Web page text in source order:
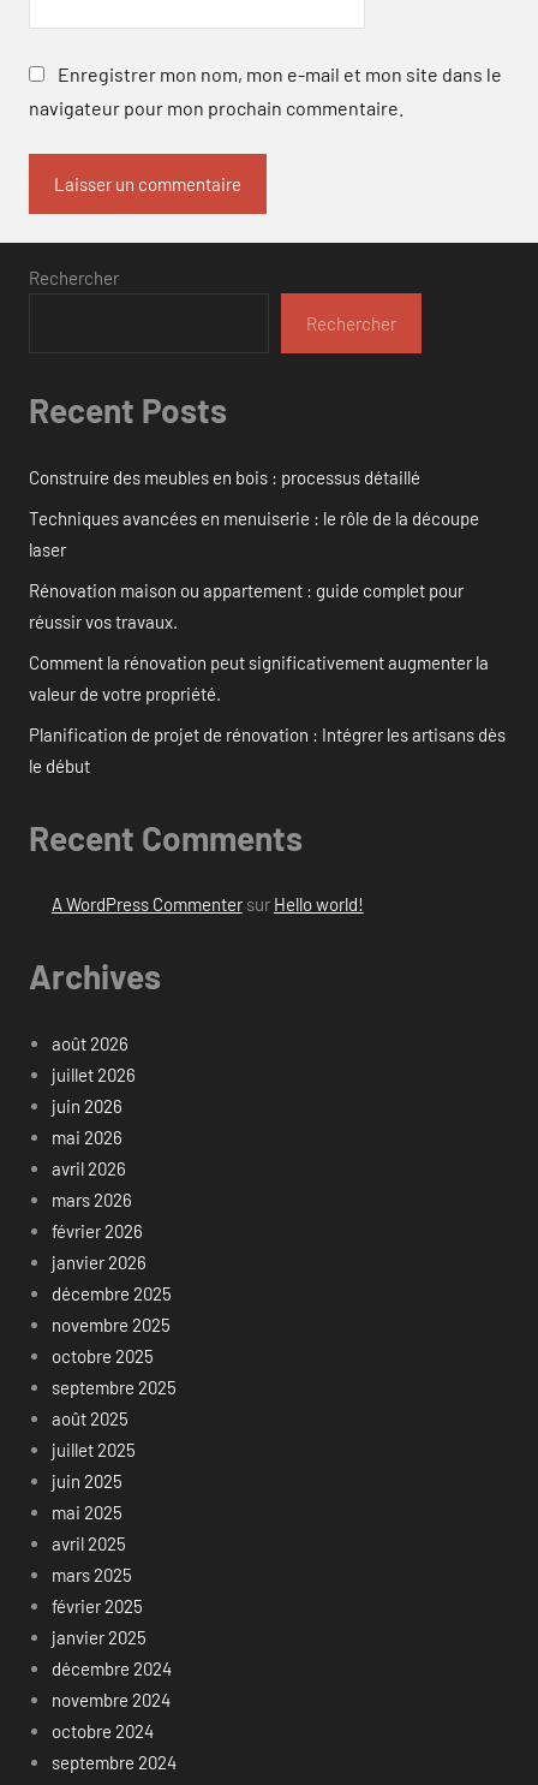
Enregistrer mon nom, mon e-mail et mon site dans le
navigateur pour mon prochain commentaire.
Rechercher
Rechercher
Recent Posts
Construire des meubles en bois : processus détaillé
Techniques avancées en menuiserie : le rôle de la découpe
laser
Rénovation maison ou appartement : guide complet pour
réussir vos travaux.
Comment la rénovation peut significativement augmenter la
valeur de votre propriété.
Planification de projet de rénovation : Intégrer les artisans dès
le début
Recent Comments
A WordPress Commentersur Hello world!
Archives
août 2026
juillet 2026
juin 2026
mai 2026
avril 2026
mars 2026
février 2026
janvier 2026
décembre 2025
novembre 2025
octobre 2025
septembre 2025
août 2025
juillet 2025
juin 2025
mai 2025
avril 2025
mars 2025
février 2025
janvier 2025
décembre 2024
novembre 2024
octobre 2024
septembre 2024